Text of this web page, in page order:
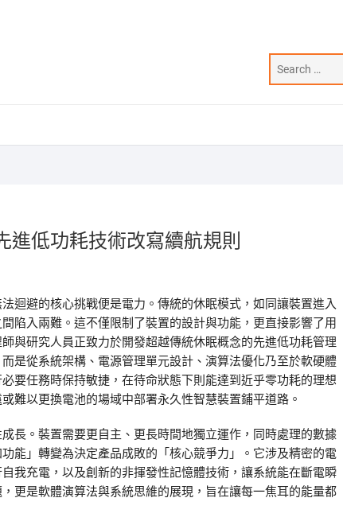
低功耗技術改寫續航規則
迴避的核心挑戰便是電力。傳統的休眠模式，如同讓裝置進入
陷入兩難。這不僅限制了裝置的設計與功能，更直接影響了用
與研究人員正致力於開發超越傳統休眠概念的先進低功耗管理
是從系統架構、電源管理單元設計、演算法優化乃至於軟硬體
要任務時保持敏捷，在待命狀態下則能達到近乎零功耗的理想
難以更換電池的場域中部署永久性智慧裝置鋪平道路。
長。裝置需要更自主、更長時間地獨立運作，同時處理的數據
能」轉變為決定產品成敗的「核心競爭力」。它涉及精密的電
我充電，以及創新的非揮發性記憶體技術，讓系統能在斷電瞬
更是軟體演算法與系統思維的展現，旨在讓每一焦耳的能量都